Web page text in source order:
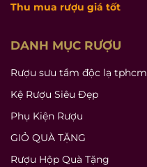
Thu mua rượu giá tốt
DANH MỤC RƯỢU
Rượu sưu tầm độc lạ tphcm
Kệ Rượu Siêu Đẹp
Phụ Kiện Rượu
GIỎ QUÀ TẶNG
Rượu Hộp Quà Tặng